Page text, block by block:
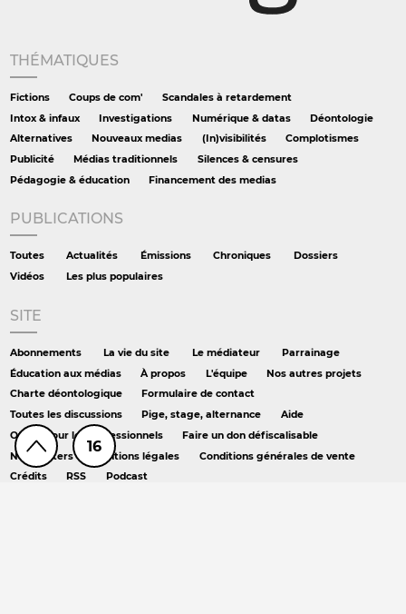
16
THÉMATIQUES
Fictions Coups de com'
Scandales à retardement
Intox & infaux
Investigations Numérique & datas
Déontologie
Alternatives
Nouveaux medias (In)visibilités
Complotismes
Publicité
Médias traditionnels
Silences & censures
Pédagogie & éducation
Financement des medias
PUBLICATIONS
Toutes Actualités Émissions Chroniques
Dossiers
Vidéos
Les plus populaires
SITE
Abonnements La vie du site Le médiateur
Parrainage
Éducation aux médias
À propos L'équipe
Nos autres projets
Charte déontologique
Formulaire de contact
Toutes les discussions
Pige, stage, alternance
Aide
Offres pour les professionnels
Faire un don défiscalisable
Newsletters
Mentions légales
Conditions générales de vente
Crédits
RSS Podcast